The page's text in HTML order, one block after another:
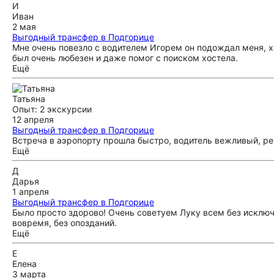
И
Иван
2 мая
Выгодный трансфер в Подгорице
Мне очень повезло с водителем Игорем он подождал меня,
был очень любезен и даже помог с поиском хостела.
Ещё
Татьяна
Опыт: 2 экскурсии
12 апреля
Выгодный трансфер в Подгорице
Встреча в аэропорту прошла быстро, водитель вежливый,
Ещё
Д
Дарья
1 апреля
Выгодный трансфер в Подгорице
Было просто здорово! Очень советуем Луку всем без
вовремя, без опозданий.
Ещё
Е
Елена
3 марта